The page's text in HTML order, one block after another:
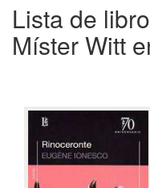
Lista de
Míster Witt